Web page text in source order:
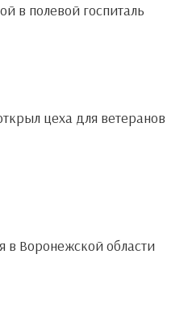
в полевой госпиталь
цеха для ветеранов
в Воронежской области